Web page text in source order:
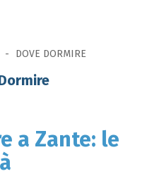
DOVE DORMIRE
a Zante: le